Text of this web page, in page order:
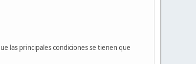
las principales condiciones se tienen que